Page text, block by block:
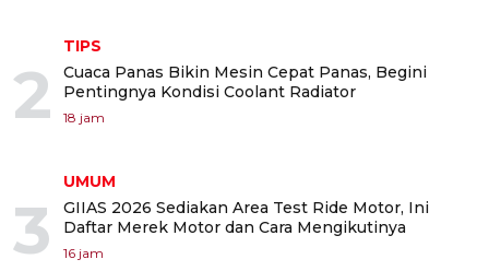
2
TIPS
Cuaca Panas Bikin Mesin Cepat Panas, Begini
Pentingnya Kondisi Coolant Radiator
18 jam
3
UMUM
GIIAS 2026 Sediakan Area Test Ride Motor, Ini
Daftar Merek Motor dan Cara Mengikutinya
16 jam